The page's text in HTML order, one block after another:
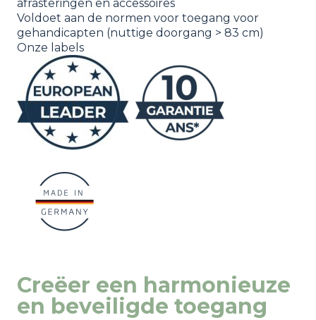
afrasteringen en accessoires
Voldoet aan de normen voor toegang voor
gehandicapten (nuttige doorgang > 83 cm)
Onze labels
Creëer een harmonieuze
en beveiligde toegang